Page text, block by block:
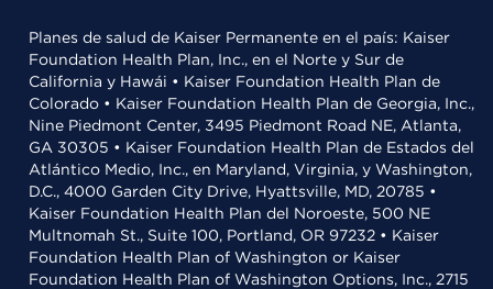
Planes de salud de Kaiser Permanente en el país: Kaiser
Foundation Health Plan, Inc., en el Norte y Sur de
California y Hawái • Kaiser Foundation Health Plan de
Colorado • Kaiser Foundation Health Plan de Georgia, Inc.,
Nine Piedmont Center, 3495 Piedmont Road NE, Atlanta,
GA 30305 • Kaiser Foundation Health Plan de Estados del
Atlántico Medio, Inc., en Maryland, Virginia, y Washington,
D.C., 4000 Garden City Drive, Hyattsville, MD, 20785 •
Kaiser Foundation Health Plan del Noroeste, 500 NE
Multnomah St., Suite 100, Portland, OR 97232 • Kaiser
Foundation Health Plan of Washington or Kaiser
Foundation Health Plan of Washington Options, Inc., 2715